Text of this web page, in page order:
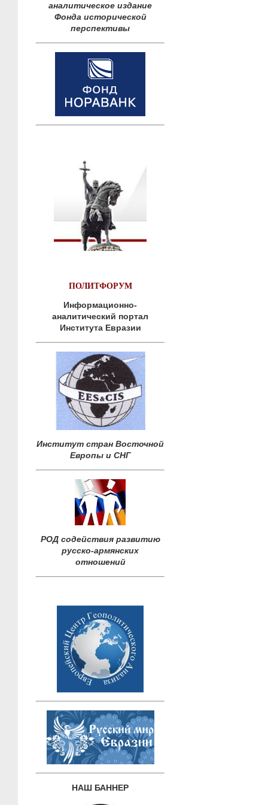
аналитическое издание
Фонда исторической
перспективы
ПОЛИТФОРУМ
Информационно-
аналитический портал
Института Евразии
Институт стран Восточной
Европы и СНГ
РОД содействия развитию
русско-армянских
отношений
НАШ БАННЕР